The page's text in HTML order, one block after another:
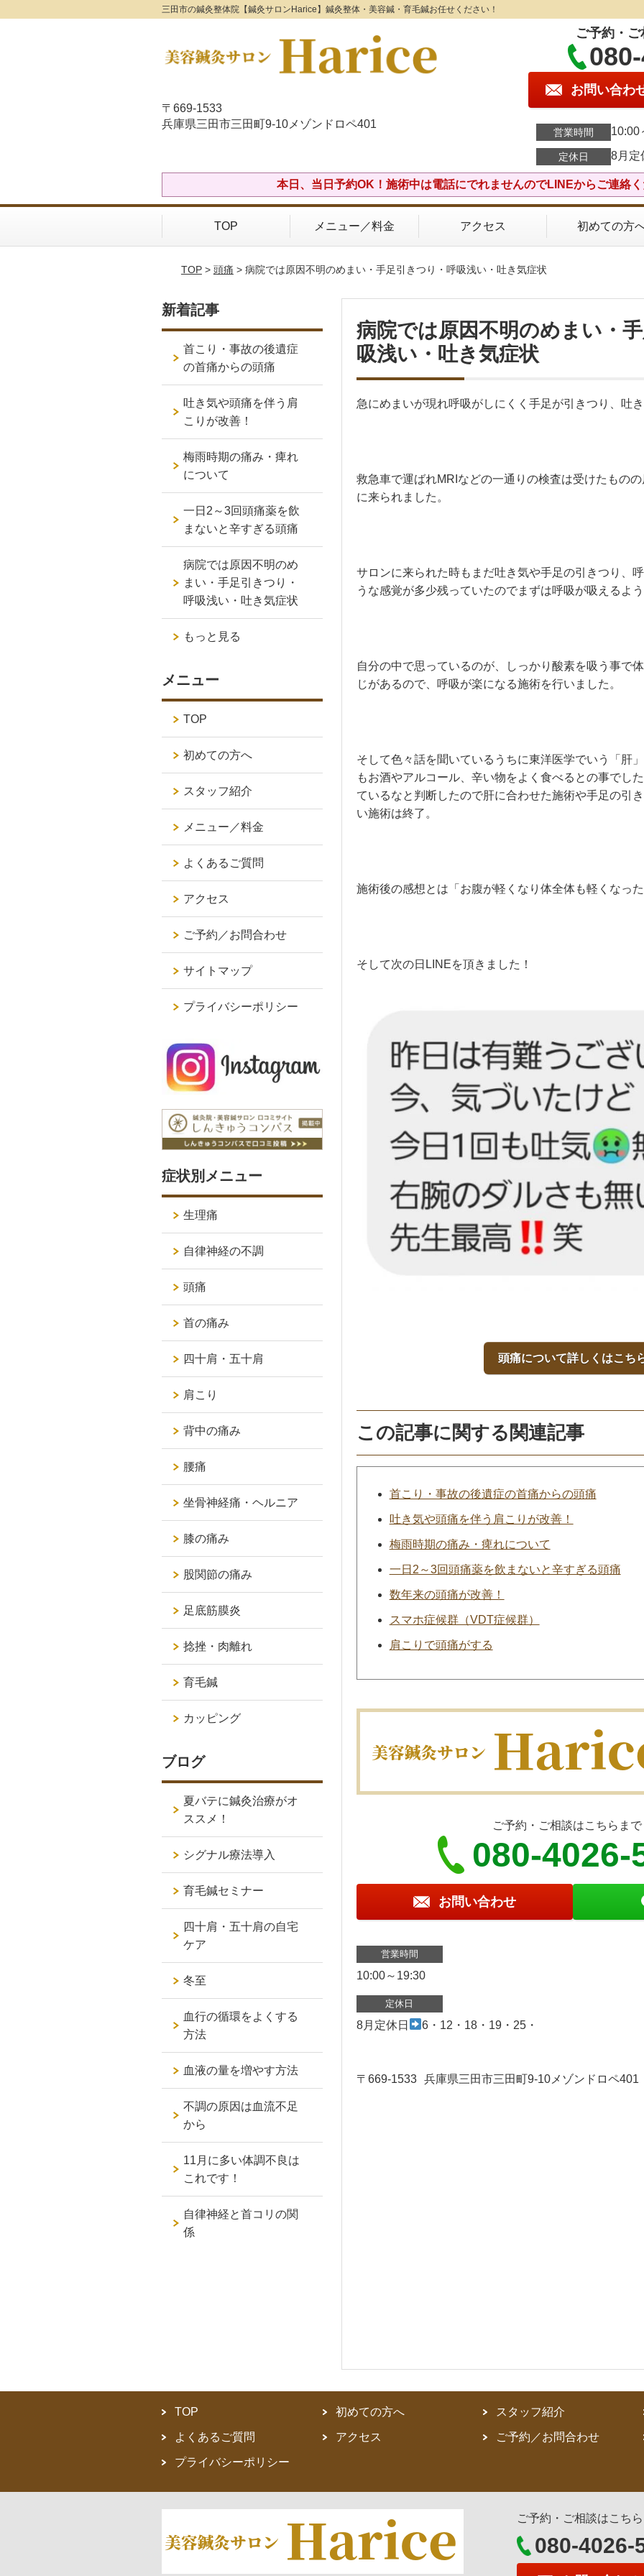
三田市の鍼灸整体院【鍼灸サロンHarice】鍼灸整体・美容鍼・育毛鍼お任せください！
〒669-1533
兵庫県三田市三田町9-10メゾンドロペ401
ご予約・
お問い合わ
営業時間
定休日 8月定
本日、当日予約OK！施術中は電話にでれませんのでLINEからご連絡
TOP メニュー／料金 アクセス 初めての方
TOP> 頭痛 > 病院では原因不明のめまい・手足引きつり・呼吸浅い・吐き気症状
病院では原因不明のめまい・
吸浅い・吐き気症状
急にめまいが現れ呼吸がしにくく手足が引きつり、吐
救急車で運ばれMRIなどの一通りの検査は受けたもの
に来られました。
サロンに来られた時もまだ吐き気や手足の引きつり、
うな感覚が多少残っていたのでまずは呼吸が吸えるよ
自分の中で思っているのが、しっかり酸素を吸う事で
じがあるので、呼吸が楽になる施術を行いました。
そして色々話を聞いているうちに東洋医学でいう「肝
もお酒やアルコール、辛い物をよく食べるとの事でし
ているなと判断したので肝に合わせた施術や手足の引
い施術は終了。
施術後の感想とは「お腹が軽くなり体全体も軽くなっ
そして次の日LINEを頂きました！
頭痛について詳しくはこち
この記事に関する関連記事
首こり・事故の後遺症の首痛からの頭痛
吐き気や頭痛を伴う肩こりが改善！
梅雨時期の痛み・痺れについて
一日2～3回頭痛薬を飲まないと辛すぎる頭痛
数年来の頭痛が改善！
スマホ症候群（VDT症候群）
肩こりで頭痛がする
ご予約・ご相談はこちらま
080-4026-
お問い合わせ
営業時間
10:00～19:30
定休日
8月定休日 6・12・18・19・25・
〒669-1533 兵庫県三田市三田町9-10メゾンドロペ401
新着記事
首こり・事故の後遺症
の首痛からの頭痛
吐き気や頭痛を伴う肩
こりが改善！
梅雨時期の痛み・痺れ
について
一日2～3回頭痛薬を飲
まないと辛すぎる頭痛
病院では原因不明のめ
まい・手足引きつり・
呼吸浅い・吐き気症状
もっと見る
メニュー
TOP
初めての方へ
スタッフ紹介
メニュー／料金
よくあるご質問
アクセス
ご予約／お問合わせ
サイトマップ
プライバシーポリシー
症状別メニュー
生理痛
自律神経の不調
頭痛
首の痛み
四十肩・五十肩
肩こり
背中の痛み
腰痛
坐骨神経痛・ヘルニア
膝の痛み
股関節の痛み
足底筋膜炎
捻挫・肉離れ
育毛鍼
カッピング
ブログ
夏バテに鍼灸治療がオ
ススメ！
シグナル療法導入
育毛鍼セミナー
四十肩・五十肩の自宅
ケア
冬至
血行の循環をよくする
方法
血液の量を増やす方法
不調の原因は血流不足
から
11月に多い体調不良は
これです！
自律神経と首コリの関
係
TOP 初めての方へ スタッフ紹介
よくあるご質問 アクセス ご予約／お問合わせ
プライバシーポリシー
ご予約・ご相談はこち
080-4026-